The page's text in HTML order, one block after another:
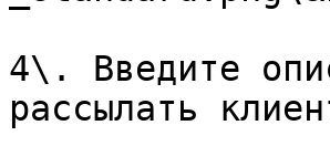
4\. Введите
рассылать